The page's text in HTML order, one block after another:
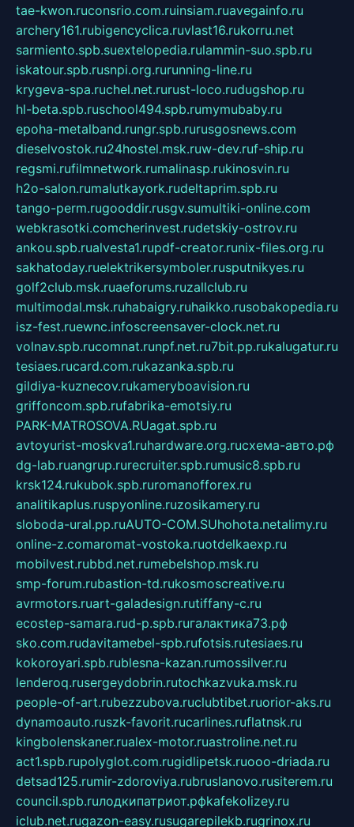
tae-kwon.ruconsrio.com.ruinsiam.ruavegainfo.ru
archery161.rubigencyclica.ruvlast16.rukorru.net
sarmiento.spb.suextelopedia.rulammin-suo.spb.ru
iskatour.spb.rusnpi.org.rurunning-line.ru
krygeva-spa.ruchel.net.rurust-loco.rudugshop.ru
hl-beta.spb.ruschool494.spb.rumymubaby.ru
epoha-metalband.rungr.spb.rurusgosnews.com
dieselvostok.ru24hostel.msk.ruw-dev.ruf-ship.ru
regsmi.rufilmnetwork.rumalinasp.rukinosvin.ru
h2o-salon.rumalutkayork.rudeltaprim.spb.ru
tango-perm.rugooddir.rusgv.sumultiki-online.com
webkrasotki.comcherinvest.rudetskiy-ostrov.ru
ankou.spb.rualvesta1.rupdf-creator.runix-files.org.ru
sakhatoday.ruelektrikersymboler.rusputnikyes.ru
golf2club.msk.ruaeforums.ruzallclub.ru
multimodal.msk.ruhabaigry.ruhaikko.rusobakopedia.ru
isz-fest.ruewnc.infoscreensaver-clock.net.ru
volnav.spb.rucomnat.runpf.net.ru7bit.pp.rukalugatur.ru
tesiaes.rucard.com.rukazanka.spb.ru
gildiya-kuznecov.rukameryboavision.ru
griffoncom.spb.rufabrika-emotsiy.ru
PARK-MATROSOVA.RUagat.spb.ru
avtoyurist-moskva1.ruhardware.org.ruсхема-авто.рф
dg-lab.ruangrup.rurecruiter.spb.rumusic8.spb.ru
krsk124.rukubok.spb.ruromanofforex.ru
analitikaplus.ruspyonline.ruzosikamery.ru
sloboda-ural.pp.ruAUTO-COM.SUhohota.netalimy.ru
online-z.comaromat-vostoka.ruotdelkaexp.ru
mobilvest.rubbd.net.rumebelshop.msk.ru
smp-forum.rubastion-td.rukosmoscreative.ru
avrmotors.ruart-galadesign.rutiffany-c.ru
ecostep-samara.rud-p.spb.ruгалактика73.рф
sko.com.rudavitamebel-spb.rufotsis.rutesiaes.ru
kokoroyari.spb.rublesna-kazan.rumossilver.ru
lenderoq.rusergeydobrin.rutochkazvuka.msk.ru
people-of-art.rubezzubova.ruclubtibet.ruorior-aks.ru
dynamoauto.ruszk-favorit.rucarlines.ruflatnsk.ru
kingbolenskaner.rualex-motor.ruastroline.net.ru
act1.spb.rupolyglot.com.rugidlipetsk.ruooo-driada.ru
detsad125.rumir-zdoroviya.rubruslanovo.rusiterem.ru
council.spb.ruлодкипатриот.рфkafekolizey.ru
iclub.net.rugazon-easy.rusugarepilekb.rugrinox.ru